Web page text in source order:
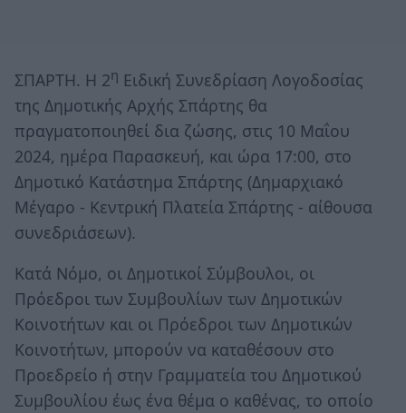
ΣΠΑΡΤΗ. Η 2η Ειδική Συνεδρίαση Λογοδοσίας
της Δημοτικής Αρχής Σπάρτης θα
πραγματοποιηθεί δια ζώσης, στις 10 Μαΐου
2024, ημέρα Παρασκευή, και ώρα 17:00, στο
Δημοτικό Κατάστημα Σπάρτης (Δημαρχιακό
Μέγαρο - Κεντρική Πλατεία Σπάρτης - αίθουσα
συνεδριάσεων).
Κατά Νόμο, οι Δημοτικοί Σύμβουλοι, οι
Πρόεδροι των Συμβουλίων των Δημοτικών
Κοινοτήτων και οι Πρόεδροι των Δημοτικών
Κοινοτήτων, μπορούν να καταθέσουν στο
Προεδρείο ή στην Γραμματεία του Δημοτικού
Συμβουλίου έως ένα θέμα ο καθένας, το οποίο